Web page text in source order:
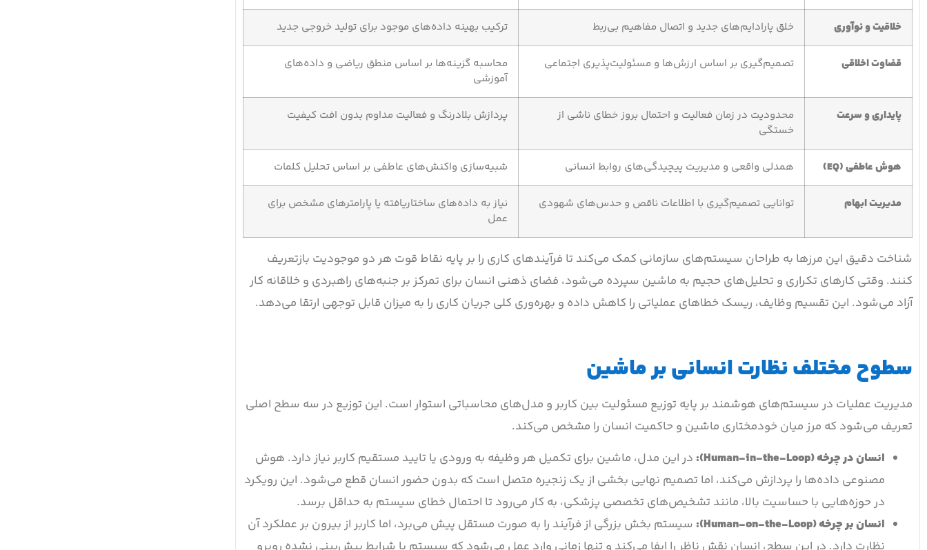
خلاقیت و نوآوری خلق پارادایم‌های جدید و اتصال مفاهیم بی‌ربط ترکیب بهینه داده‌های موجود برای تولید خروجی جدید
قضاوت اخلاقی تصمیم‌گیری بر اساس ارزش‌ها و مسئولیت‌پذیری اجتماعی
محاسبه گزینه‌ها بر اساس منطق ریاضی و داده‌های
آموزشی
پایداری و سرعت
محدودیت در زمان فعالیت و احتمال بروز خطای ناشی از
خستگی
پردازش بلادرنگ و فعالیت مداوم بدون افت کیفیت
هوش عاطفی (EQ) همدلی واقعی و مدیریت پیچیدگی‌های روابط انسانی شبیه‌سازی واکنش‌های عاطفی بر اساس تحلیل کلمات
مدیریت ابهام توانایی تصمیم‌گیری با اطلاعات ناقص و حدس‌های شهودی
نیاز به داده‌های ساختاریافته یا پارامترهای مشخص برای
عمل
شناخت دقیق این مرزها به طراحان سیستم‌های سازمانی کمک می‌کند تا فرآیندهای کاری را بر پایه نقاط قوت هر دو موجودیت بازتعریف
کنند. وقتی کارهای تکراری و تحلیل‌های حجیم به ماشین سپرده می‌شود، فضای ذهنی انسان برای تمرکز بر جنبه‌های راهبردی و خلاقانه کار
آزاد می‌شود. این تقسیم وظایف، ریسک خطاهای عملیاتی را کاهش داده و بهره‌وری کلی جریان کاری را به میزان قابل توجهی ارتقا می‌دهد.
سطوح مختلف نظارت انسانی بر ماشین
مدیریت عملیات در سیستم‌های هوشمند بر پایه توزیع مسئولیت بین کاربر و مدل‌های محاسباتی استوار است. این توزیع در سه سطح اصلی
تعریف می‌شود که مرز میان خودمختاری ماشین و حاکمیت انسان را مشخص می‌کند.
انسان در چرخه (Human-in-the-Loop):
در این مدل، ماشین برای تکمیل هر وظیفه به ورودی یا تایید مستقیم کاربر نیاز دارد. هوش
مصنوعی داده‌ها را پردازش می‌کند، اما تصمیم نهایی بخشی از یک زنجیره متصل است که بدون حضور انسان قطع می‌شود. این رویکرد
در حوزه‌هایی با حساسیت بالا، مانند تشخیص‌های تخصصی پزشکی، به کار می‌رود تا احتمال خطای سیستم به حداقل برسد.
انسان بر چرخه (Human-on-the-Loop):
سیستم بخش بزرگی از فرآیند را به صورت مستقل پیش می‌برد، اما کاربر از بیرون بر عملکرد آن